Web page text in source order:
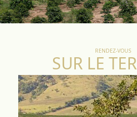
RENDEZ-VOUS
SUR LE